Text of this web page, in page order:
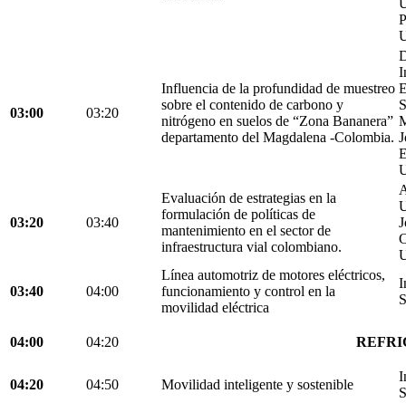
03:00 03:20
Influencia de la profundidad de muestreo
sobre el contenido de carbono y
nitrógeno en suelos de “Zona Bananera”
departamento del Magdalena -Colombia.
03:20 03:40
Evaluación de estrategias en la
formulación de políticas de
mantenimiento en el sector de
infraestructura vial colombiano.
03:40 04:00
Línea automotriz de motores eléctricos,
funcionamiento y control en la
movilidad eléctrica
04:00 04:20
04:20 04:50 Movilidad inteligente y sostenible